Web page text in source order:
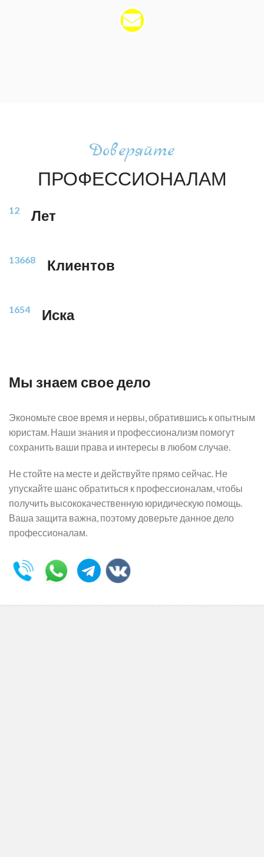
Доверяйте
ПРОФЕССИОНАЛАМ
12 Лет
13668 Клиентов
1654 Иска
Мы знаем свое дело
Экономьте свое время и нервы, обратившись к опытным
юристам. Наши знания и профессионализм помогут
сохранить ваши права и интересы в любом случае.
Не стойте на месте и действуйте прямо сейчас. Не
упускайте шанс обратиться к профессионалам, чтобы
получить высококачественную юридическую помощь.
Ваша защита важна, поэтому доверьте данное дело
профессионалам.